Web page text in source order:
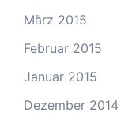
März 2015
Februar 2015
Januar 2015
Dezember 2014